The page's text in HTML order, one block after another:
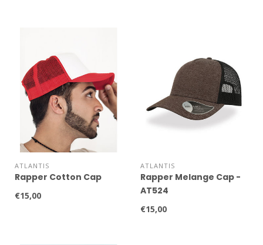
ATLANTIS
Rapper Cotton Cap
€15,00
ATLANTIS
Rapper Melange Cap -
AT524
€15,00